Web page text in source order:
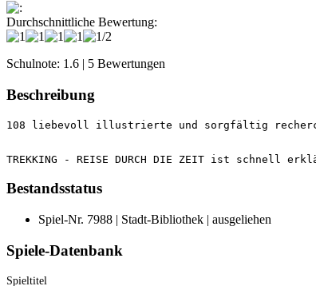
:
Durchschnittliche Bewertung:
Schulnote: 1.6 | 5 Bewertungen
Beschreibung
TREKKING - REISE DURCH DIE ZEIT ist
Bestandsstatus
Spiel-Nr. 7988 | Stadt-Bibliothek | ausgeliehen
Spiele-Datenbank
Spieltitel